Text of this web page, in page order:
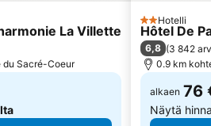
La Villette
du Sacré-Coeur
2 Hotelli
Hôtel De
6,8 (3 842
0.9 km
alkaen 76
Näytä